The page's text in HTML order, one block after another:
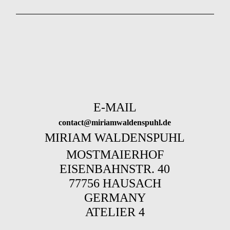
E-MAIL
contact@miriamwaldenspuhl.de
MIRIAM WALDENSPUHL
MOSTMAIERHOF
EISENBAHNSTR. 40
77756 HAUSACH
GERMANY
ATELIER 4